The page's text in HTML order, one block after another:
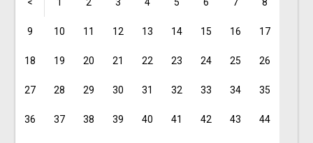
9 10 11 12 13 14 15 16 17
18 19 20 21 22 23 24 25 26
27 28 29 30 31 32 33 34 35
36 37 38 39 40 41 42 43 44